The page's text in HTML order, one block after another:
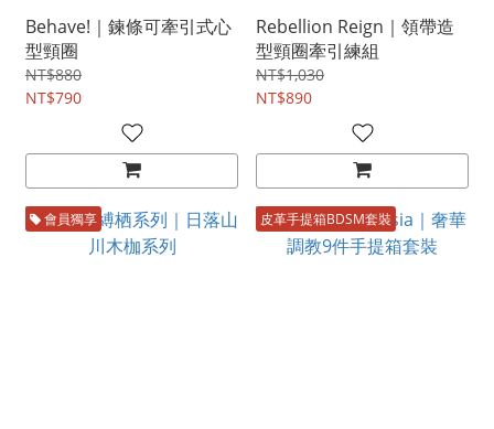
Behave!｜鍊條可牽引式心
型頸圈
NT$880
NT$790
Rebellion Reign｜領帶造
型頸圈牽引練組
NT$1,030
NT$890
會員獨享 皮革手提箱BDSM套裝